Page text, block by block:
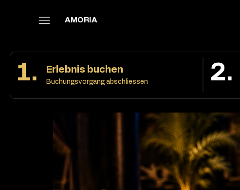
AMORIA
1. Erlebnis buchen
Buchungsvorgang abschliessen 2.